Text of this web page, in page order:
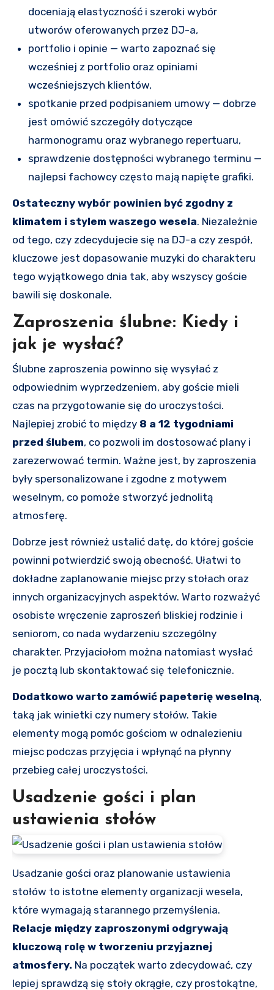
doceniają elastyczność i szeroki wybór
utworów oferowanych przez DJ-a,
portfolio i opinie — warto zapoznać się
wcześniej z portfolio oraz opiniami
wcześniejszych klientów,
spotkanie przed podpisaniem umowy — dobrze
jest omówić szczegóły dotyczące
harmonogramu oraz wybranego repertuaru,
sprawdzenie dostępności wybranego terminu —
najlepsi fachowcy często mają napięte grafiki.
Ostateczny wybór powinien być zgodny z
klimatem i stylem waszego wesela. Niezależnie
od tego, czy zdecydujecie się na DJ-a czy zespół,
kluczowe jest dopasowanie muzyki do charakteru
tego wyjątkowego dnia tak, aby wszyscy goście
bawili się doskonale.
Zaproszenia ślubne: Kiedy i
jak je wysłać?
Ślubne zaproszenia powinno się wysyłać z
odpowiednim wyprzedzeniem, aby goście mieli
czas na przygotowanie się do uroczystości.
Najlepiej zrobić to między 8 a 12 tygodniami
przed ślubem, co pozwoli im dostosować plany i
zarezerwować termin. Ważne jest, by zaproszenia
były spersonalizowane i zgodne z motywem
weselnym, co pomoże stworzyć jednolitą
atmosferę.
Dobrze jest również ustalić datę, do której goście
powinni potwierdzić swoją obecność. Ułatwi to
dokładne zaplanowanie miejsc przy stołach oraz
innych organizacyjnych aspektów. Warto rozważyć
osobiste wręczenie zaproszeń bliskiej rodzinie i
seniorom, co nada wydarzeniu szczególny
charakter. Przyjaciołom można natomiast wysłać
je pocztą lub skontaktować się telefonicznie.
Dodatkowo warto zamówić papeterię weselną,
taką jak winietki czy numery stołów. Takie
elementy mogą pomóc gościom w odnalezieniu
miejsc podczas przyjęcia i wpłynąć na płynny
przebieg całej uroczystości.
Usadzenie gości i plan
ustawienia stołów
Usadzanie gości oraz planowanie ustawienia
stołów to istotne elementy organizacji wesela,
które wymagają starannego przemyślenia.
Relacje między zaproszonymi odgrywają
kluczową rolę w tworzeniu przyjaznej
atmosfery. Na początek warto zdecydować, czy
lepiej sprawdzą się stoły okrągłe, czy prostokątne,